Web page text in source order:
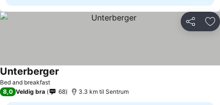
Del
Bed and breakfast
Unterberger
8,0 Veldig bra 68 3.3 km til Sentrum